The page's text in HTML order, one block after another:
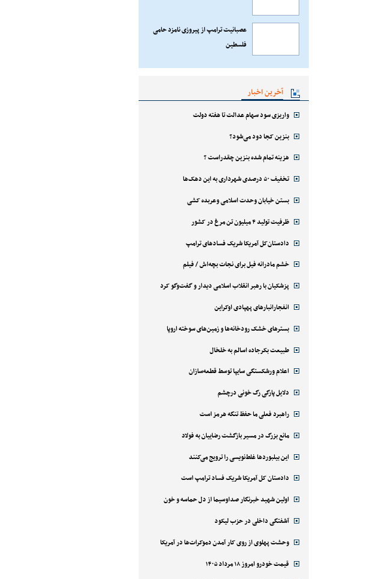
عصبانیت ترامپ از پیروزی نامزد حامی
فلسطین
آخرین اخبار
واریزی سود سهام عدالت تا هفته دولت
بنزین کجا دود می‌شود؟
هزینه تمام شده بنزین چقدراست ؟
تخفیف ۵۰ درصدی شهرداری به این دهک‌ها
بستن خیابان وحدت اسلامی وعربده کشی
ظرفیت تولید ۴ میلیون تن مرغ در کشور
دادستان‌کل آمریکا شریک فسادهای ترامپ
خشم مادرانه فیل برای نجات بچه‌اش / فیلم
پزشکیان با رهبر انقلاب اسلامی دیدار و گفت‌وگو کرد
انفجارانبارهای پهپادی اوکراین
بسترهای خشک رودخانه‌ها و زمین‌های سوخته اروپا
طبیعت بکرجاده اسالم به خلخال
اعلام ورشکستگی سایپا توسط قطعه‌سازان
دلایل پارگی رگ خونی درچشم
راهبرد فعلی ما حفظ تنگه هرمز است
مانع بزرگ در مسیر بازگشت رضاییان به فولاد
این بیلبوردها غلط‌نویسی را ترویج می‌کنند
دادستان کل آمریکا شریک فساد ترامپ است
اولین شهید خبرنگار صداوسیما از دل حماسه و خون
آشفتگی داخلی در حزب لیکود
وحشت پهلوی از روی کار آمدن دموکرات‌ها در آمریکا
قیمت خودرو امروز ۱۸ مرداد ۱۴۰۵